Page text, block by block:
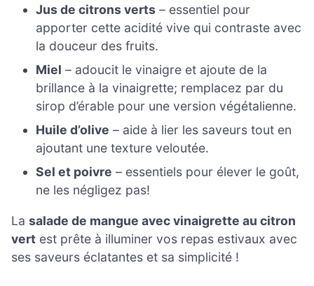
Jus de citrons verts – essentiel pour
apporter cette acidité vive qui contraste avec
la douceur des fruits.
Miel – adoucit le vinaigre et ajoute de la
brillance à la vinaigrette; remplacez par du
sirop d’érable pour une version végétalienne.
Huile d’olive – aide à lier les saveurs tout en
ajoutant une texture veloutée.
Sel et poivre – essentiels pour élever le goût,
ne les négligez pas!
La salade de mangue avec vinaigrette au citron
vert est prête à illuminer vos repas estivaux avec
ses saveurs éclatantes et sa simplicité !